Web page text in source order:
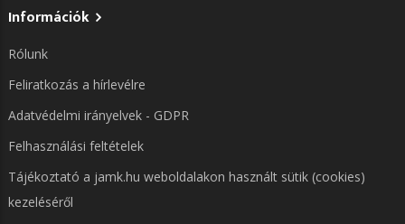
Információk
Rólunk
Feliratkozás a hírlevélre
Adatvédelmi irányelvek - GDPR
Felhasználási feltételek
Tájékoztató a jamk.hu weboldalakon használt sütik (cookies)
kezeléséről